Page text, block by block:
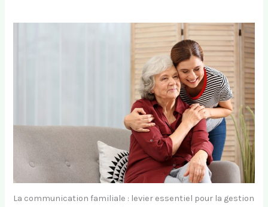
La communication familiale : levier essentiel pour la gestion